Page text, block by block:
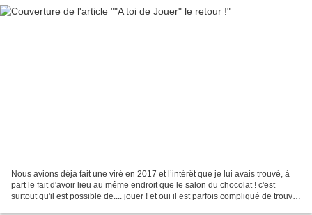
Nous avions déjà fait une viré en 2017 et l’intérêt que je lui avais trouvé, à
part le fait d'avoir lieu au même endroit que le salon du chocolat ! c'est
surtout qu'il est possible de.... jouer ! et oui il est parfois compliqué de trouver